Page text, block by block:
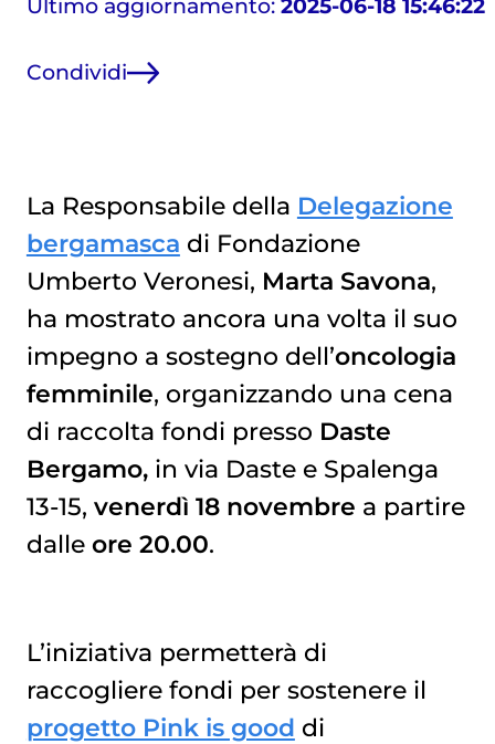
Ultimo aggiornamento: 2025-06-18 15:46:22
Condividi
La Responsabile della Delegazione
bergamasca di Fondazione
Umberto Veronesi, Marta Savona,
ha mostrato ancora una volta il suo
impegno a sostegno dell’oncologia
femminile, organizzando una cena
di raccolta fondi presso Daste
Bergamo,in via Daste e Spalenga
13-15, venerdì 18 novembre a partire
dalle ore 20.00.
L’iniziativa permetterà di
raccogliere fondi per sostenere il
progetto Pink is good di